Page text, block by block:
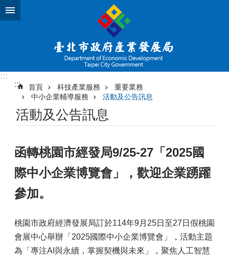
跳到主要內容區塊
:::
:::
首頁 科技產業服務
重要業務
中小企業輔導服務
活動及公告訊息
活動及公告訊息
函轉桃園市經發局9/25-27「2025國
際中小企業博覽會」，歡迎企業踴躍
參加。
桃園市政府經濟發展局訂於114年9月25日至27日假桃園
會展中心舉辦「2025國際中小企業博覽會」
，活動主題
為「專注AI與永續，掌握契機與未來」，聚焦人工智慧